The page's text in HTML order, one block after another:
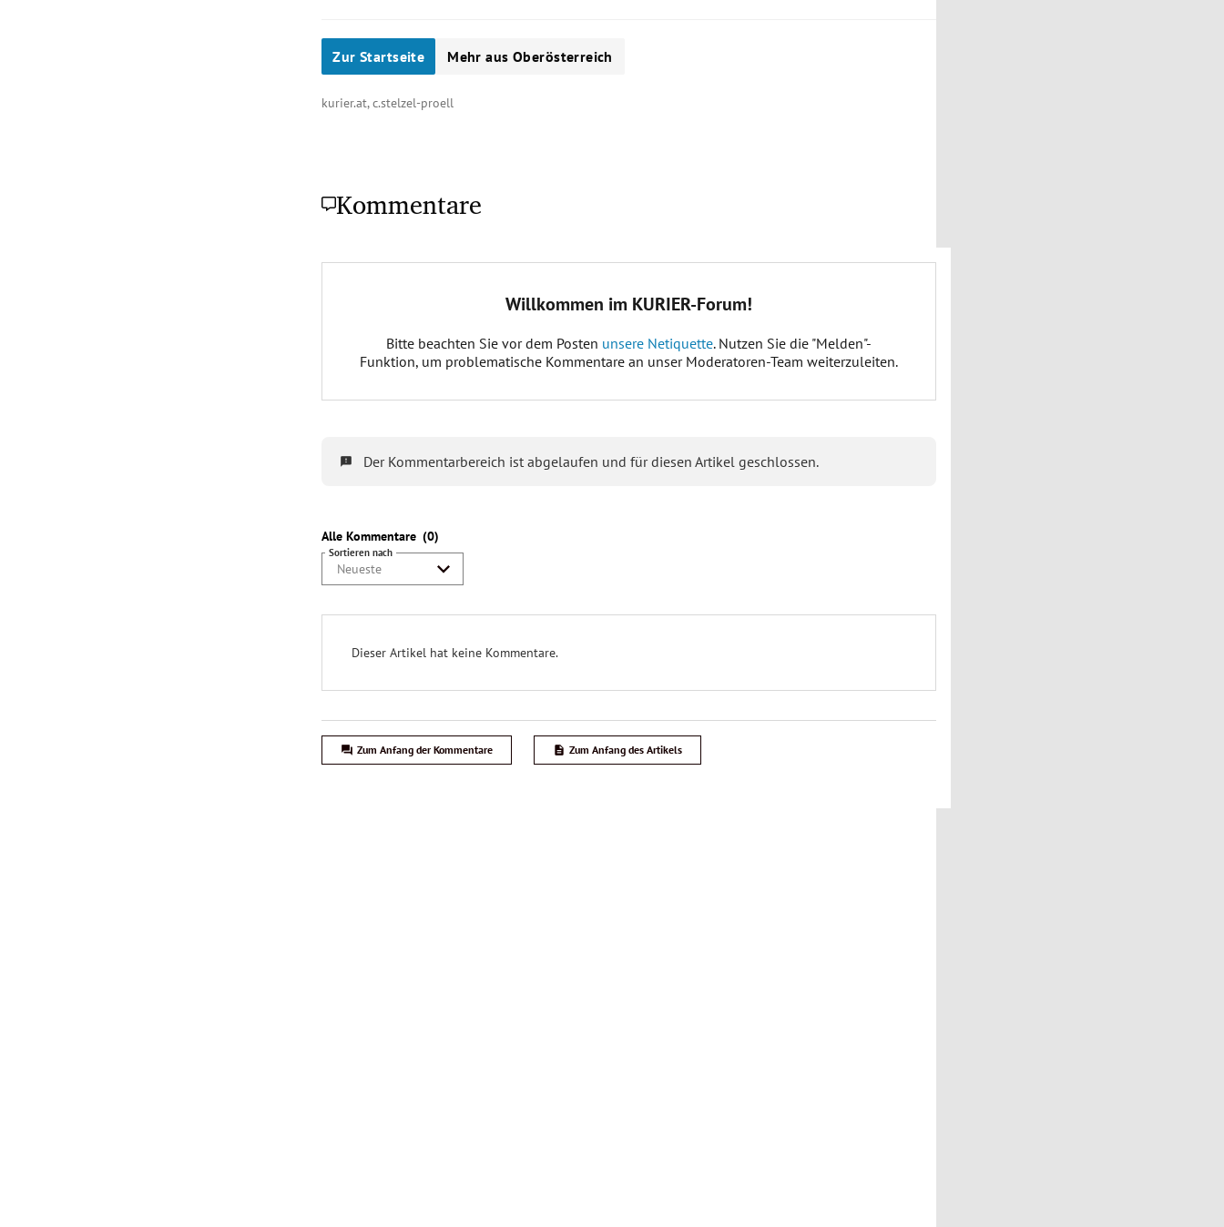
Zur Startseite Mehr aus Oberösterreich
kurier.at, c.stelzel-proell
Kommentare